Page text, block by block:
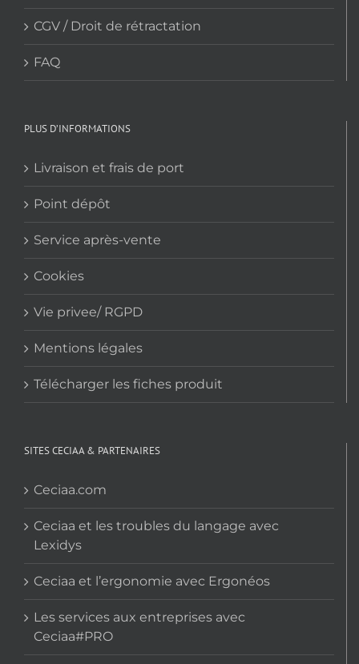
CGV / Droit de rétractation
FAQ
PLUS D’INFORMATIONS
Livraison et frais de port
Point dépôt
Service après-vente
Cookies
Vie privee/ RGPD
Mentions légales
Télécharger les fiches produit
SITES CECIAA & PARTENAIRES
Ceciaa.com
Ceciaa et les troubles du langage avec
Lexidys
Ceciaa et l’ergonomie avec Ergonéos
Les services aux entreprises avec
Ceciaa#PRO